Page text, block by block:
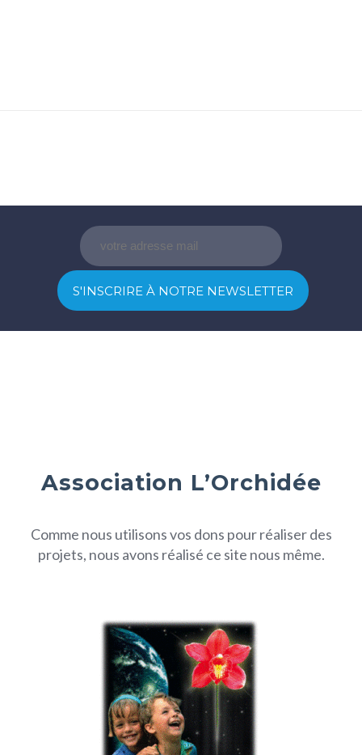
Association L’Orchidée
Comme nous utilisons vos dons pour réaliser des
projets, nous avons réalisé ce site nous même.